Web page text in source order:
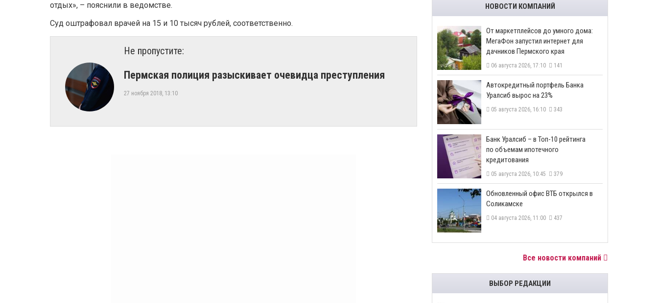
отдых», – пояснили в ведомстве.
Суд оштрафовал врачей на 15 и 10 тысяч рублей, соответственно.
Не пропустите:
​Пермская полиция разыскивает очевидца преступления
27 ноября 2018, 13:10
НОВОСТИ КОМПАНИЙ
От маркетплейсов до умного дома:
МегаФон запустил интернет для
дачников Пермского края
06 августа 2026, 17:10 141
​Автокредитный портфель Банка
Уралсиб вырос на 23%
05 августа 2026, 16:10 343
​Банк Уралсиб – в Топ-10 рейтинга
по объемам ипотечного
кредитования
05 августа 2026, 10:45 379
​Обновленный офис ВТБ открылся в
Соликамске
04 августа 2026, 11:00 437
Все новости компаний
ВЫБОР РЕДАКЦИИ